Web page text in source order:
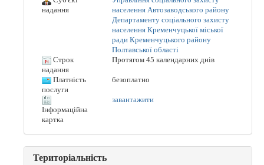
надання
населення Автозаводського району
Департаменту соціального захисту
населення Кременчуцької міської
ради Кременчуцького району
Полтавської області
Строк
надання
Протягом 45 календарних днів
Платність
послуги
безоплатно
Інформаційна
картка
завантажити
Територіальність